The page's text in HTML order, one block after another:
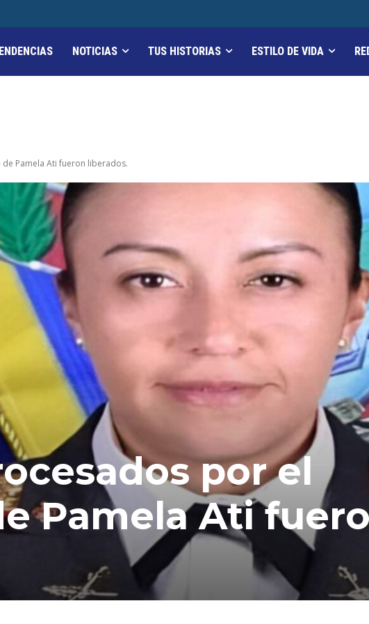
NOTICIAS TUS HISTORIAS ESTILO DE VIDA
Pamela Ati fueron liberados.
por el
Pamela Ati